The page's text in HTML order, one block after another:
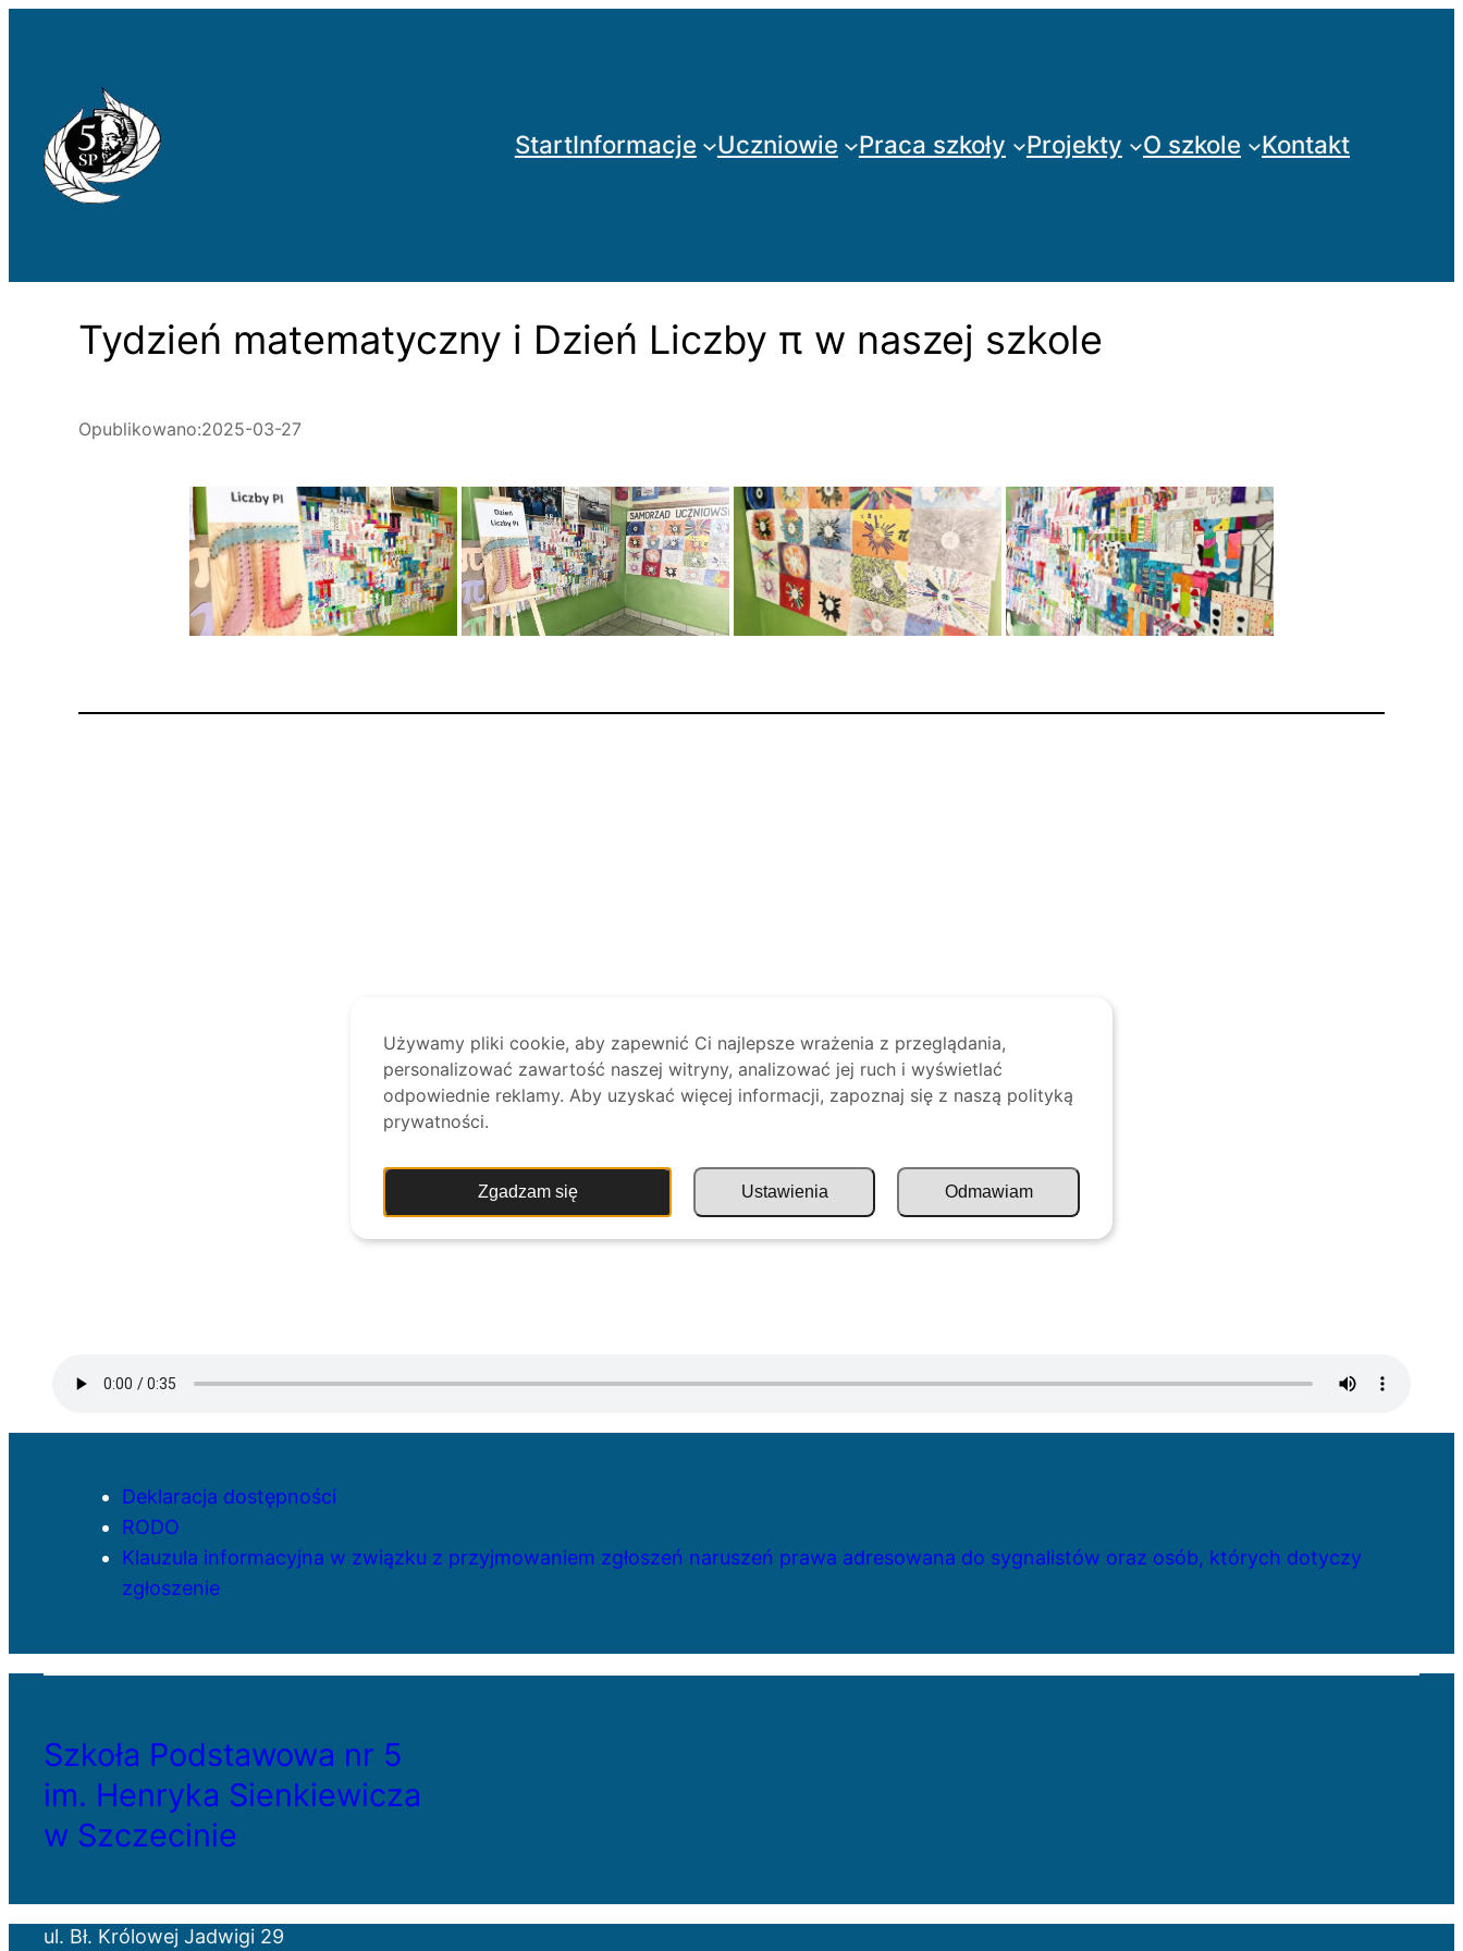
StartInformacje Uczniowie Praca szkoły Projekty O szkole Kontakt
Tydzień matematyczny i Dzień Liczby π w naszej szkole
Opublikowano:2025-03-27
Deklaracja dostępności
RODO
Klauzula informacyjna w związku z przyjmowaniem zgłoszeń naruszeń prawa adresowana do sygnalistów oraz osób, których dotyczy
zgłoszenie
Szkoła Podstawowa nr 5
im. Henryka Sienkiewicza
w Szczecinie
ul. Bł. Królowej Jadwigi 29
Używamy pliki cookie, aby zapewnić Ci najlepsze wrażenia z przeglądania,
personalizować zawartość naszej witryny, analizować jej ruch i wyświetlać
odpowiednie reklamy. Aby uzyskać więcej informacji, zapoznaj się z naszą polityką
prywatności.
Zgadzam się Ustawienia Odmawiam